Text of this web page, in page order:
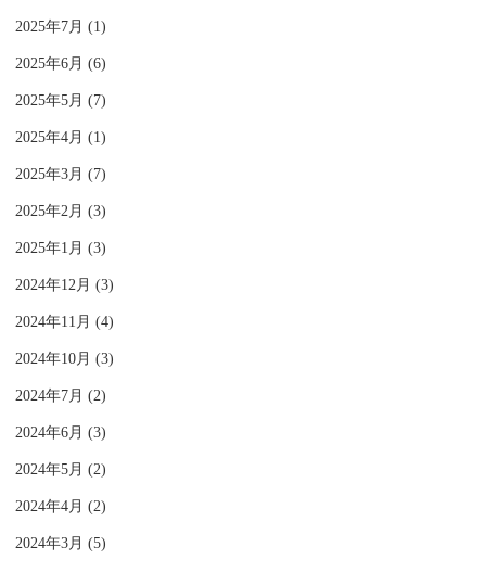
2025年7月 (1)
2025年6月 (6)
2025年5月 (7)
2025年4月 (1)
2025年3月 (7)
2025年2月 (3)
2025年1月 (3)
2024年12月 (3)
2024年11月 (4)
2024年10月 (3)
2024年7月 (2)
2024年6月 (3)
2024年5月 (2)
2024年4月 (2)
2024年3月 (5)